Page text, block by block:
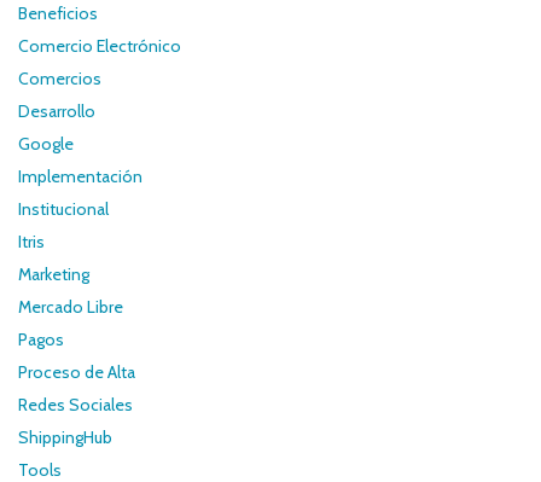
Beneficios
Comercio Electrónico
Comercios
Desarrollo
Google
Implementación
Institucional
Itris
Marketing
Mercado Libre
Pagos
Proceso de Alta
Redes Sociales
ShippingHub
Tools